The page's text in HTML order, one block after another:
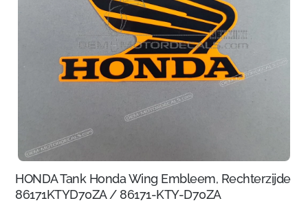
HONDA Tank Honda Wing Embleem, Rechterzijde
86171KTYD70ZA / 86171-KTY-D70ZA